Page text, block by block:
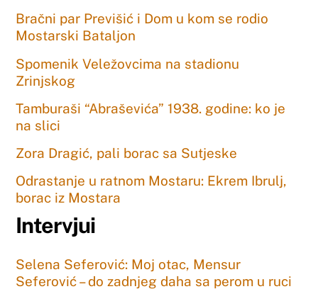
Bračni par Previšić i Dom u kom se rodio
Mostarski Bataljon
Spomenik Veležovcima na stadionu
Zrinjskog
Tamburaši “Abraševića” 1938. godine: ko je
na slici
Zora Dragić, pali borac sa Sutjeske
Odrastanje u ratnom Mostaru: Ekrem Ibrulj,
borac iz Mostara
Intervjui
Selena Seferović: Moj otac, Mensur
Seferović – do zadnjeg daha sa perom u ruci